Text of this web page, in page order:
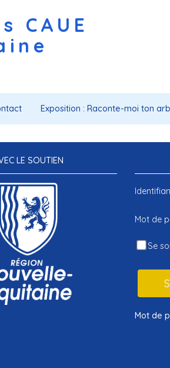
CAUE
Exposition : Raconte-moi ton
LE SOUTIEN
Mot de
Se
Mot de